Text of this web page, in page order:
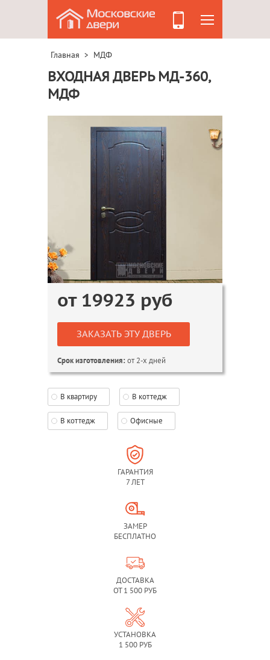
Главная > МДФ
ВХОДНАЯ ДВЕРЬ МД-360,
МДФ
от 19923 руб
ЗАКАЗАТЬ ЭТУ ДВЕРЬ
Срок изготовления:от 2-х дней
В квартиру В коттедж
В коттедж Офисные
ГАРАНТИЯ
7 ЛЕТ
ЗАМЕР
БЕСПЛАТНО
ДОСТАВКА
ОТ 1 500 РУБ
УСТАНОВКА
1 500 РУБ